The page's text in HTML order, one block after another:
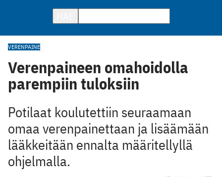
VERENPAINE
Verenpaineen omahoidolla
parempiin tuloksiin
Potilaat koulutettiin seuraamaan
omaa verenpainettaan ja lisäämään
lääkkeitään ennalta määritellyllä
ohjelmalla.